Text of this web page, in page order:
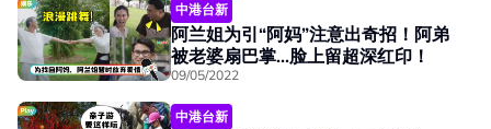
中港台新
阿兰姐为引“阿妈”注意出奇招！阿弟
被老婆扇巴掌...脸上留超深红印！
09/05/2022
中港台新